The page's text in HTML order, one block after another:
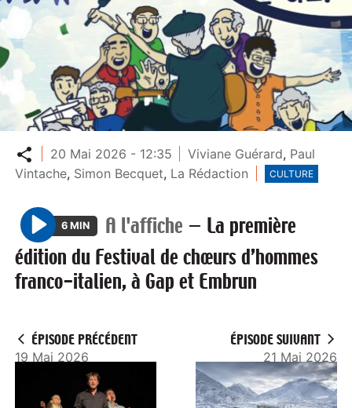
Partager
20 Mai 2026 - 12:35 Viviane Guérard, Paul
Vintache, Simon Becquet, La Rédaction CULTURE
P
l
a
6 MIN A l'affiche — La première
édition du Festival de chœurs d’hommes
franco-italien, à Gap et Embrun
ÉPISODE PRÉCÉDENT
19 Mai 2026
ÉPISODE SUIVANT
21 Mai 2026